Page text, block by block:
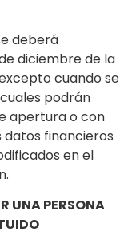
deberá
diciembre de la
cuando se
podrán
apertura o con
financieros
en el
UNA PERSONA